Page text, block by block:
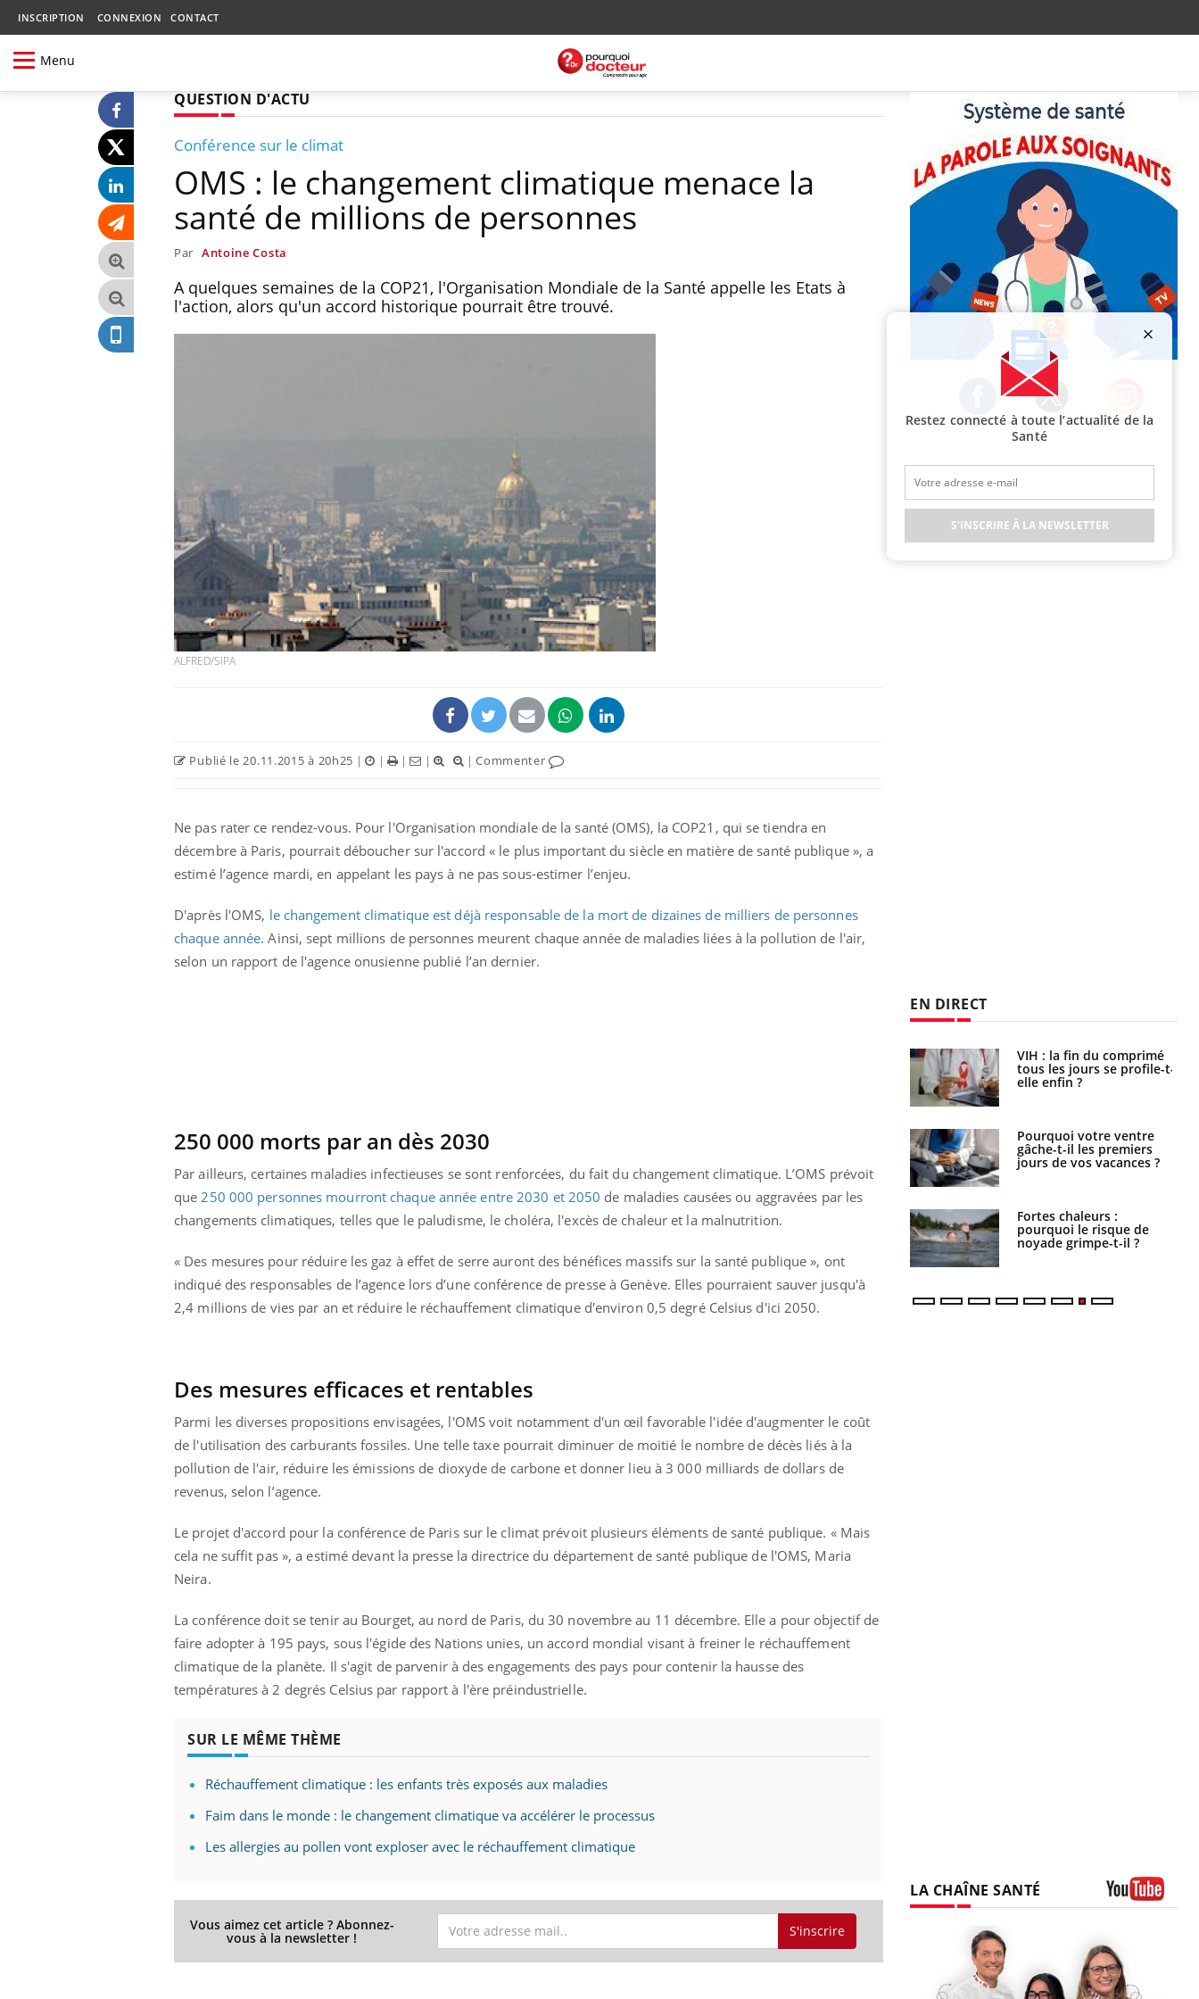
INSCRIPTION CONNEXION CONTACT
Menu
QUESTION D'ACTU
Conférence sur le climat
OMS : le changement climatique menace la
santé de millions de personnes
Par Antoine Costa
A quelques semaines de la COP21, l'Organisation Mondiale de la Santé appelle les Etats à
l'action, alors qu'un accord historique pourrait être trouvé.
ALFRED/SIPA
Publié le 20.11.2015 à 20h25 | | | | |Commenter
Ne pas rater ce rendez-vous. Pour l'Organisation mondiale de la santé (OMS), la COP21, qui se tiendra en
décembre à Paris, pourrait déboucher sur l'accord « le plus important du siècle en matière de santé publique », a
estimé l’agence mardi, en appelant les pays à ne pas sous-estimer l’enjeu.
D'après l'OMS, le changement climatique est déjà responsable de la mort de dizaines de milliers de personnes
chaque année. Ainsi, sept millions de personnes meurent chaque année de maladies liées à la pollution de l'air,
selon un rapport de l'agence onusienne publié l’an dernier.
250 000 morts par an dès 2030
Par ailleurs, certaines maladies infectieuses se sont renforcées, du fait du changement climatique. L’OMS prévoit
que 250 000 personnes mourront chaque année entre 2030 et 2050 de maladies causées ou aggravées par les
changements climatiques, telles que le paludisme, le choléra, l'excès de chaleur et la malnutrition.
« Des mesures pour réduire les gaz à effet de serre auront des bénéfices massifs sur la santé publique », ont
indiqué des responsables de l’agence lors d’une conférence de presse à Genève. Elles pourraient sauver jusqu'à
2,4 millions de vies par an et réduire le réchauffement climatique d'environ 0,5 degré Celsius d'ici 2050.
Des mesures efficaces et rentables
Parmi les diverses propositions envisagées, l'OMS voit notamment d'un œil favorable l'idée d'augmenter le coût
de l'utilisation des carburants fossiles. Une telle taxe pourrait diminuer de moitié le nombre de décès liés à la
pollution de l'air, réduire les émissions de dioxyde de carbone et donner lieu à 3 000 milliards de dollars de
revenus, selon l’agence.
Le projet d'accord pour la conférence de Paris sur le climat prévoit plusieurs éléments de santé publique. « Mais
cela ne suffit pas », a estimé devant la presse la directrice du département de santé publique de l'OMS, Maria
Neira.
La conférence doit se tenir au Bourget, au nord de Paris, du 30 novembre au 11 décembre. Elle a pour objectif de
faire adopter à 195 pays, sous l'égide des Nations unies, un accord mondial visant à freiner le réchauffement
climatique de la planète. Il s'agit de parvenir à des engagements des pays pour contenir la hausse des
températures à 2 degrés Celsius par rapport à l'ère préindustrielle.
SUR LE MÊME THÈME
Réchauffement climatique : les enfants très exposés aux maladies
Faim dans le monde : le changement climatique va accélérer le processus
Les allergies au pollen vont exploser avec le réchauffement climatique
Vous aimez cet article ? Abonnez-
vous à la newsletter ! S'inscrire
Facebook Twitter Instagram
EN DIRECT
Grossesse à risque : ce jus
naturel attire l'attention
Comment oublier les
écrans en vacances ?
Cancer colorectal : une
stratégie simple aurait
basque
Chikungunya, dengue,
West Nile : que se passe-
France ?
enceintes
La sieste empêche-t-elle
de dormir la nuit ?
VIH : la fin du comprimé
tous les jours se profile-t-
elle enfin ?
Pourquoi votre ventre
gâche-t-il les premiers
jours de vos vacances ?
Fortes chaleurs :
pourquoi le risque de
noyade grimpe-t-il ?
LA CHAÎNE SANTÉ
Restez connecté à toute l’actualité de la
Santé
S'INSCRIRE À LA NEWSLETTER